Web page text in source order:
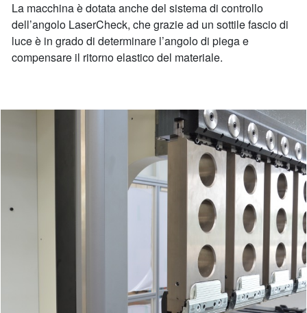
La macchina è dotata anche del sistema di controllo
dell’angolo LaserCheck, che grazie ad un sottile fascio di
luce è in grado di determinare l’angolo di piega e
compensare il ritorno elastico del materiale.